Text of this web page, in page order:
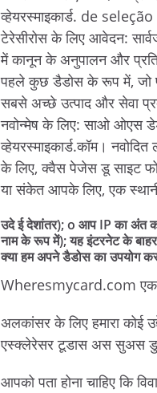
व्हेयरस्माइकार्ड. de
टेरेसीरोस के लिए आवेदन:
में कानून के अनुपालन और
पहले कुछ डैडोस के रूप में, जो
सबसे अच्छे उत्पाद और सेवा
नवोन्मेष के लिए: साओ ओएस
व्हेयरस्माइकार्ड.कॉम।
के लिए, क्वैस पेजेस डू साइट
या संकेत आपके लिए, एक
उदे ई देशांतर); o आप IP का अंत
नाम के रूप में); यह इंटरनेट के
क्या हम अपने डैडोस का उपयोग
Wheresmycard.com एक
अलकांसर के लिए हमारा कोई
एस्क्लेरेसर टूडास अस सुअस
आपको पता होना चाहिए